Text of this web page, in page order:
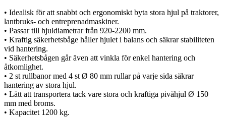
• Idealisk för att snabbt och ergonomiskt byta stora hjul på traktorer,
lantbruks- och entreprenadmaskiner.
• Passar till hjuldiametrar från 920-2200 mm.
• Kraftig säkerhetsbåge håller hjulet i balans och säkrar stabiliteten
vid hantering.
• Säkerhetsbågen går även att vinkla för enkel hantering och
åtkomlighet.
• 2 st rullbanor med 4 st Ø 80 mm rullar på varje sida säkrar
hantering av stora hjul.
• Lätt att transportera tack vare stora och kraftiga pivåhjul Ø 150
mm med broms.
• Kapacitet 1200 kg.